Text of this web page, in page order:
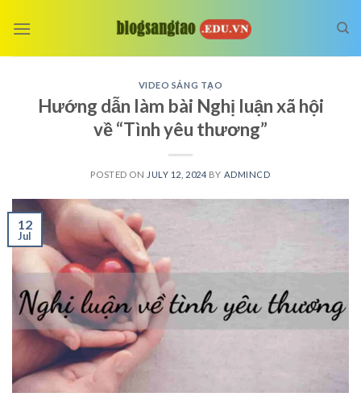
VIDEO SÁNG TẠO
Hướng dẫn làm bài Nghị luận xã hội
về “Tình yêu thương”
POSTED ON JULY 12, 2024 BY ADMINCD
12
Jul